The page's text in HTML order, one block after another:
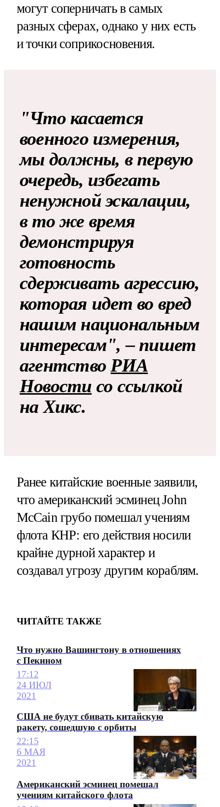
могут соперничать в самых
разных сферах, однако у них есть
и точки соприкосновения.
"Что касается
военного измерения,
мы должны, в первую
очередь, избегать
ненужной эскалации,
в то же время
демонстрируя
готовность
сдерживать агрессию,
которая идет во вред
нашим национальным
интересам", – пишет
агентствоРИА
Новости со ссылкой
на Хикс.
Ранее китайские военные заявили,
что американский эсминец John
McCain грубо помешалучениям
флота КНР: его действия носили
крайне дурной характер и
создавал угрозу другим кораблям.
ЧИТАЙТЕ ТАКЖЕ
Что нужно Вашингтону в отношениях
с Пекином
17:12
24 ИЮЛ
2021
США не будут сбивать китайскую
ракету, сошедшую с орбиты
22:15
6 МАЯ
2021
Американский эсминец помешал
учениям китайского флота